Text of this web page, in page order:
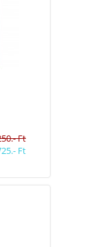
Ft
Ft